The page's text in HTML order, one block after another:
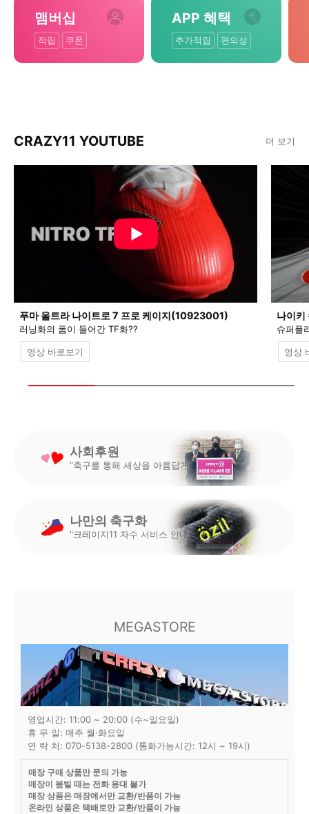
맴버십
적립 쿠폰
APP 혜택
추가적립 편의성
CRAZY11 YOUTUBE 더 보기
푸마 울트라 나이트로 7 프로 케이지(10923001)
러닝화의 폼이 들어간 TF화??
영상 바로보기
나이
슈퍼플
영상
사회후원
"축구를 통해 세상을 아름답게"
나만의 축구화
"크레이지11 자수 서비스 안내"
MEGASTORE
영업시간: 11:00 ~ 20:00 (수~일요일)
휴 무 일: 매주 월·화요일
연 락 처: 070-5138-2800 (통화가능시간: 12시 ~ 19시)
매장 구매 상품만 문의 가능
매장이 붐빌 때는 전화 응대 불가
매장 상품은 매장에서만 교환/반품이 가능
온라인 상품은 택배로만 교환/반품이 가능